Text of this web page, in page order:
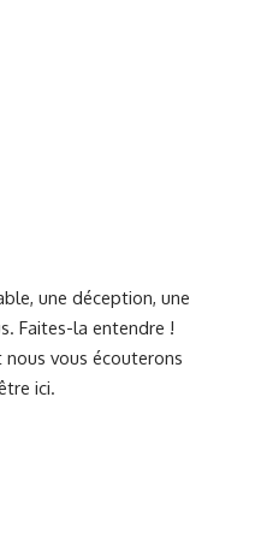
une déception, une
Faites-la entendre !
vous écouterons
ici.